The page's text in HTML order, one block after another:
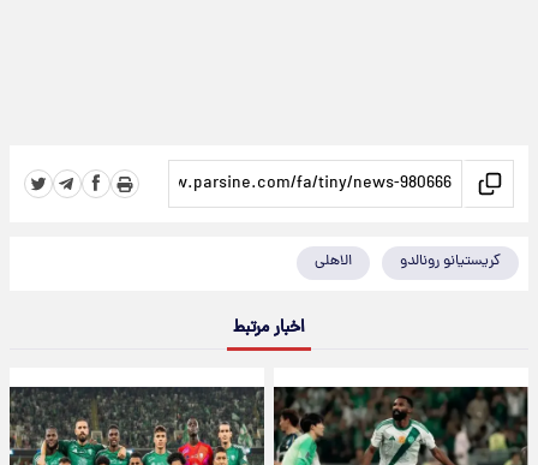
کریستیانو رونالدو الاهلی
اخبار مرتبط